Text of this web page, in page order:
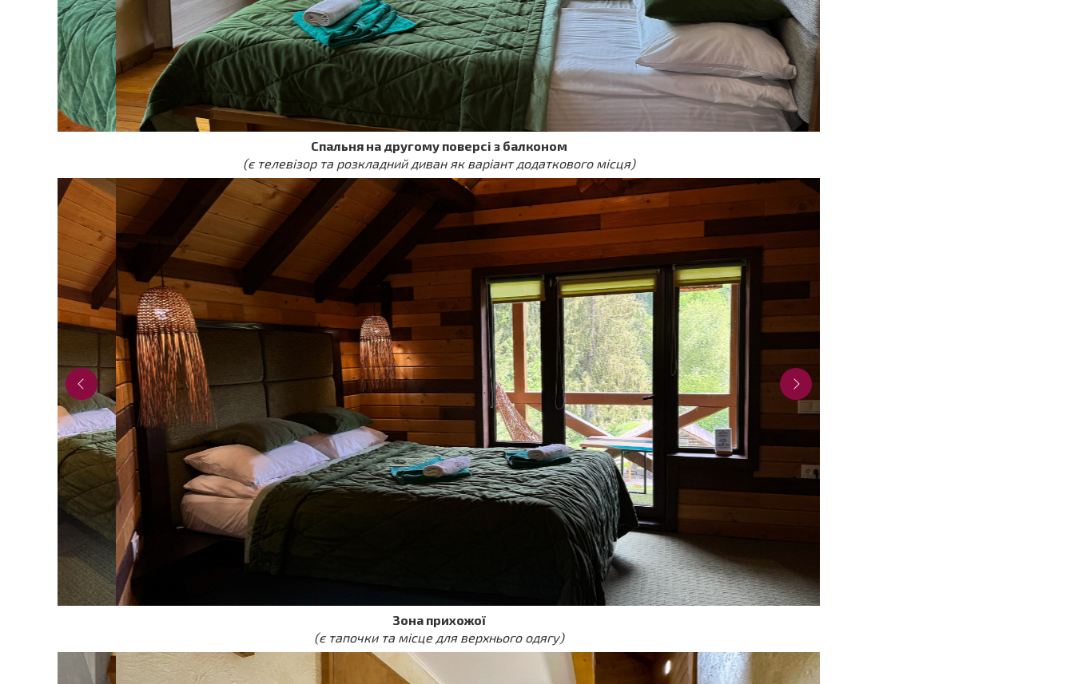
Спальня на другому поверсі з балконом
(є телевізор та розкладний диван як варіант додаткового місця)
Зона прихожої
(є тапочки та місце для верхнього одягу)